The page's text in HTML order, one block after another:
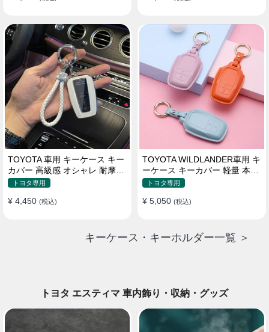
TOYOTA 車用 キーケース キー
カバー 高級感 オシャレ 耐摩耗
耐久性 高品質レザー 傷 汚れ防
トヨタ専用
¥ 4,450 (税込)
TOYOTA WILDLANDER車用 キ
ーケース キーカバー 軽量 本革
かわいい 耐摩耗 耐久性
トヨタ専用
¥ 5,050 (税込)
キーケース・キーホルダー一覧 ＞
トヨタ エスティマ 車内飾り・収納・グッズ